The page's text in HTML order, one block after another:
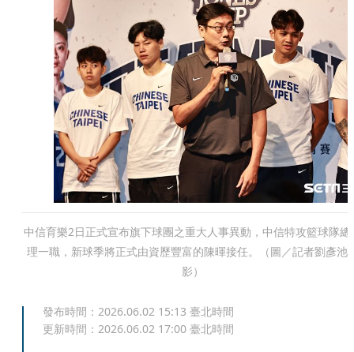
中信育樂2日正式宣布旗下球團之重大人事異動，中信特攻籃球隊總
理一職，新球季將正式由資歷豐富的陳暉接任。（圖／記者劉彥池
影）
發布時間： 2026.06.02 15:13 臺北時間
更新時間： 2026.06.02 17:00 臺北時間